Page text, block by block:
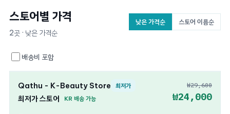
스토어별 가격
2곳 · 낮은 가격순
낮은 가격순 스토어 이름순
배송비 포함
Qathu - K-Beauty Store 최저가
최저가 스토어 KR 배송 가능
₩29,600
₩24,000